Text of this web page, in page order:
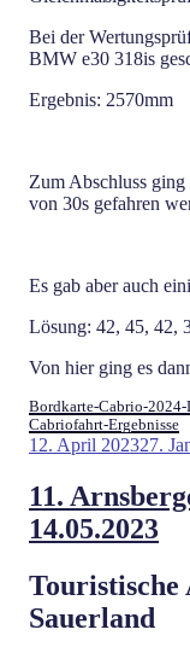
Bei der
BMW e30 318is
Ergebnis: 2570mm
Zum Abschluss
von 30s gefahren
Es gab aber auch
Lösung: 42, 45, 42,
Von hier ging es
Bordkarte-Cabrio-2024-
Cabriofahrt-Ergebnisse
Veröffentlicht
12. April 202327.
11.
14.05.2023
Touristische
Sauerland